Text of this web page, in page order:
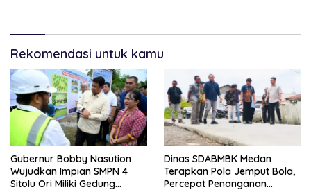
Rekomendasi untuk kamu
Gubernur Bobby Nasution
Wujudkan Impian SMPN 4
Sitolu Ori Miliki Gedung
Dinas SDABMBK Medan
Terapkan Pola Jemput Bola,
Percepat Penanganan